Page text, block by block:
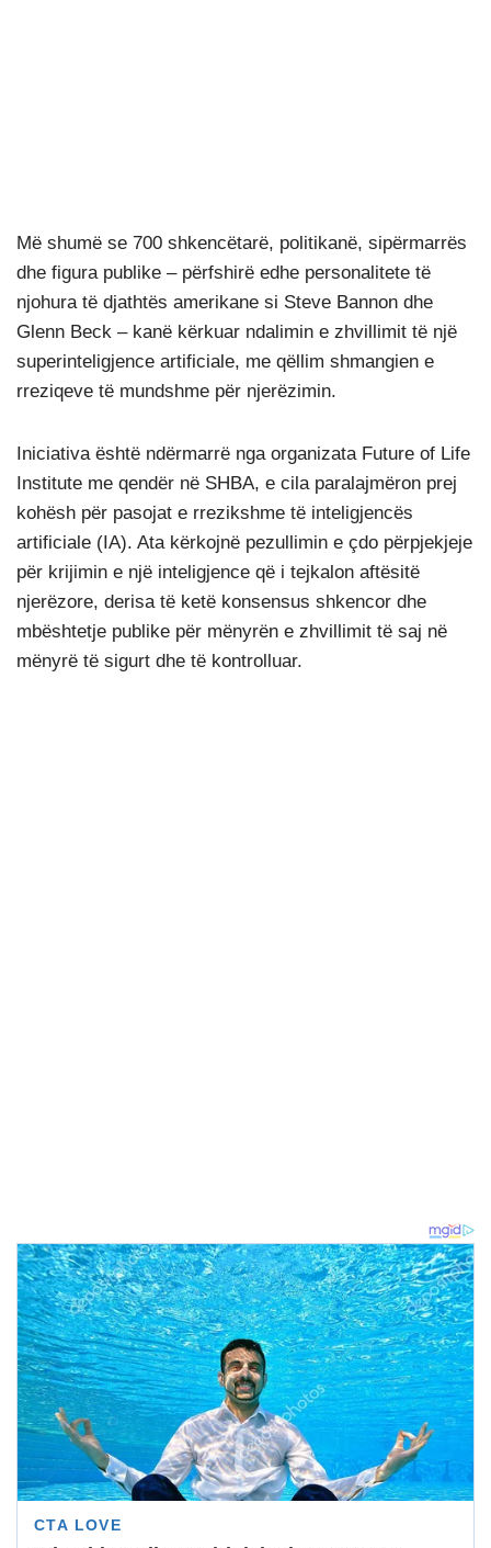
Më shumë se 700 shkencëtarë, politikanë, sipërmarrës
dhe figura publike – përfshirë edhe personalitete të
njohura të djathtës amerikane si Steve Bannon dhe
Glenn Beck – kanë kërkuar ndalimin e zhvillimit të një
superinteligjence artificiale, me qëllim shmangien e
rreziqeve të mundshme për njerëzimin.
Iniciativa është ndërmarrë nga organizata Future of Life
Institute me qendër në SHBA, e cila paralajmëron prej
kohësh për pasojat e rrezikshme të inteligjencës
artificiale (IA). Ata kërkojnë pezullimin e çdo përpjekjeje
për krijimin e një inteligjence që i tejkalon aftësitë
njerëzore, derisa të ketë konsensus shkencor dhe
mbështetje publike për mënyrën e zhvillimit të saj në
mënyrë të sigurt dhe të kontrolluar.